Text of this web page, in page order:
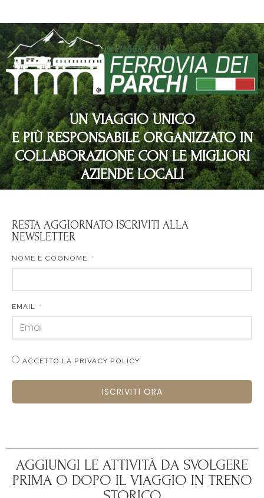
UN VIAGGIO UNICO
E PIÙ RESPONSABILE ORGANIZZATO IN
COLLABORAZIONE CON LE MIGLIORI
AZIENDE LOCALI
RESTA AGGIORNATO ISCRIVITI ALLA
NEWSLETTER
NOME E COGNOME
EMAIL
ACCETTO LA PRIVACY POLICY
ISCRIVITI ORA
AGGIUNGI LE ATTIVITÀ DA SVOLGERE
PRIMA O DOPO IL VIAGGIO IN TRENO